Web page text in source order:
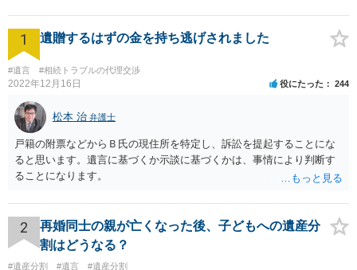
1 遺贈するはずの金を持ち逃げされました
#遺言 #相続トラブルの代理交渉
2022年12月16日 役にたった 244
松本 治 弁護士
戸籍の附票などからＢ氏の現住所を特定し、訴訟を提起することにな
ると思います。遺言に基づくか示談に基づくかは、事情により判断す
ることになります。
2
再婚同士の親が亡くなった後、子どもへの遺産分
割はどうなる？
#遺産分割 #遺言 #遺産分割